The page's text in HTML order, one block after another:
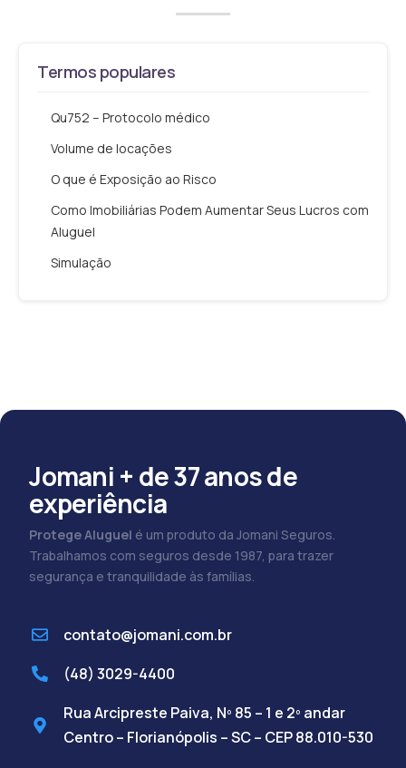
Termos populares
Qu752 – Protocolo médico
Volume de locações
O que é Exposição ao Risco
Como Imobiliárias Podem Aumentar Seus Lucros com
Aluguel
Simulação
Jomani + de 37 anos de
experiência
Protege Aluguel é um produto da Jomani Seguros.
Trabalhamos com seguros desde 1987, para trazer
segurança e tranquilidade às famílias.
contato@jomani.com.br
(48) 3029-4400
Rua Arcipreste Paiva, Nº 85 – 1 e 2º andar
Centro – Florianópolis – SC – CEP 88.010-530